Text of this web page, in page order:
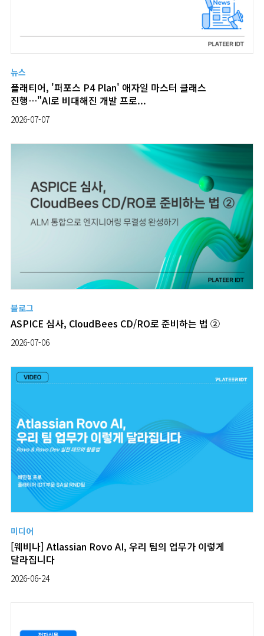
뉴스
플래티어, '퍼포스 P4 Plan' 애자일 마스터 클래스
진행…"AI로 비대해진 개발 프로...
2026-07-07
블로그
ASPICE 심사, CloudBees CD/RO로 준비하는 법 ②
2026-07-06
미디어
[웨비나] Atlassian Rovo AI, 우리 팀의 업무가 이렇게
달라집니다
2026-06-24